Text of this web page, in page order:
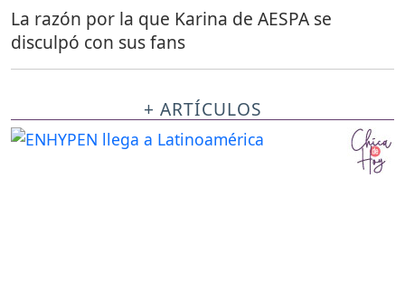
La razón por la que Karina de AESPA se
disculpó con sus fans
+ ARTÍCULOS